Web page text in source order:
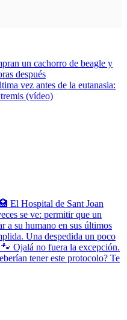
un cachorro de beagle y
después
vez antes de la eutanasia:
(vídeo)
El Hospital de Sant Joan
se ve: permitir que un
a su humano en sus últimos
Una despedida un poco
Ojalá no fuera la excepción.
tener este protocolo? Te